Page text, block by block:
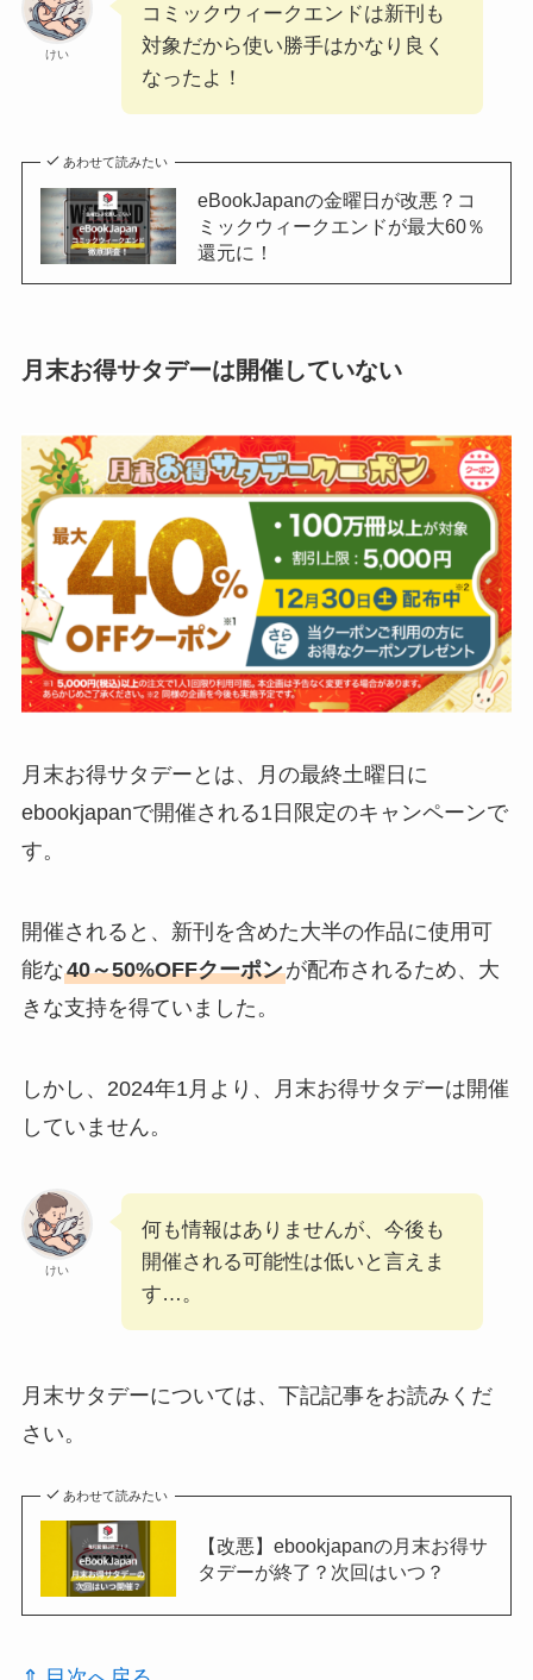
けい
コミックウィークエンドは新刊も
対象だから使い勝手はかなり良く
なったよ！
あわせて読みたい
eBookJapanの金曜日が改悪？コ
ミックウィークエンドが最大60％
還元に！
月末お得サタデーは開催していない
月末お得サタデーとは、月の最終土曜日に
ebookjapanで開催される1日限定のキャンペーンで
す。
開催されると、新刊を含めた大半の作品に使用可
能な40～50%OFFクーポンが配布されるため、大
きな支持を得ていました。
しかし、2024年1月より、月末お得サタデーは開催
していません。
けい
何も情報はありませんが、今後も
開催される可能性は低いと言えま
す…。
月末サタデーについては、下記記事をお読みくだ
さい。
あわせて読みたい
【改悪】ebookjapanの月末お得サ
タデーが終了？次回はいつ？